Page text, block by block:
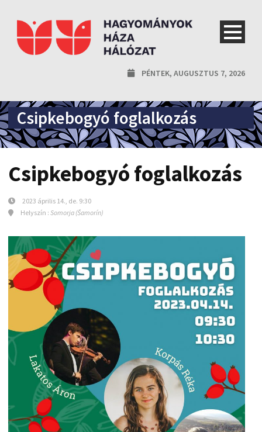
PÉNTEK, AUGUSZTUS 7, 2026
Csipkebogyó foglalkozás
Csipkebogyó foglalkozás
2023 április 14., de. 9:30
Helyszín : Somorja (Šamorín)